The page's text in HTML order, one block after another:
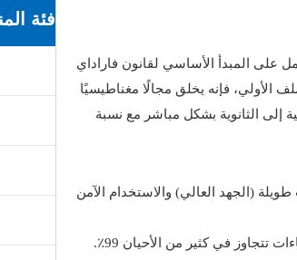
فئة
على المبدأ الأساسي لقانون فاراداي
فإنه يخلق مجالًا مغناطيسيًا
إلى الثانوية بشكل مباشر مع نسبة
(الجهد العالي) والاستخدام الآمن
: تم تصميم محولات الطاقة لتقليل فقدان الطاقة إلى الحد الأدنى، حيث تحقق الوحدات الحديثة كفاءات تتجاوز في كثير من الأحيان 99٪.